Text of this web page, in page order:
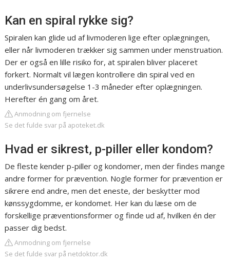
Kan en spiral rykke sig?
Spiralen kan glide ud af livmoderen lige efter oplægningen,
eller når livmoderen trækker sig sammen under menstruation.
Der er også en lille risiko for, at spiralen bliver placeret
forkert. Normalt vil lægen kontrollere din spiral ved en
underlivsundersøgelse 1-3 måneder efter oplægningen.
Herefter én gang om året.
Anmodning om fjernelse
Se det fulde svar på apoteket.dk
Hvad er sikrest, p-piller eller kondom?
De fleste kender p-piller og kondomer, men der findes mange
andre former for prævention. Nogle former for prævention er
sikrere end andre, men det eneste, der beskytter mod
kønssygdomme, er kondomet. Her kan du læse om de
forskellige præventionsformer og finde ud af, hvilken én der
passer dig bedst.
Anmodning om fjernelse
Se det fulde svar på netdoktor.dk